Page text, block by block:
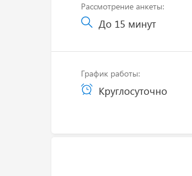
Рассмотрение анкеты:
До 15 минут
График работы:
Круглосуточно